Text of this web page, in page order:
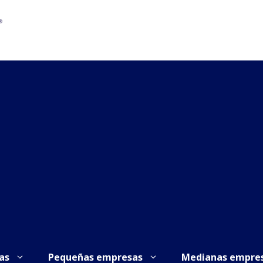
Pequeñas empresas Medianas